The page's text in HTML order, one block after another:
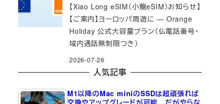
【Xiao Long eSIM（小龍eSIM）お知らせ】
【ご案内】ヨーロッパ周遊に — Orange
Holiday 公式大容量プラン（仏電話番号・
域内通話無制限つき）
2026-07-26
人気記事
M1以降のMac miniのSSDは超頑張れば
交換やアップグレードが可能…だがやらな